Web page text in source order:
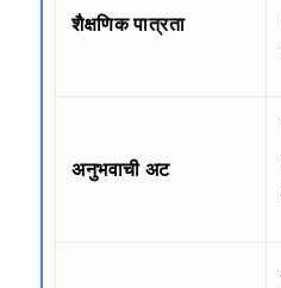
शैक्षणिक पात्रता
अनुभवाची अट